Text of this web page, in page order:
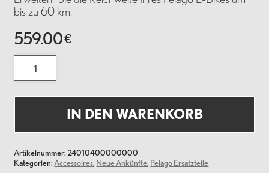
bis zu 60 km.
559.00€
Mahle
Range
für
Menge
IN DEN WARENKORB
Artikelnummer:24010400000000
Kategorien: Accessoires, Neue Ankünfte, Pelago Ersatzteile